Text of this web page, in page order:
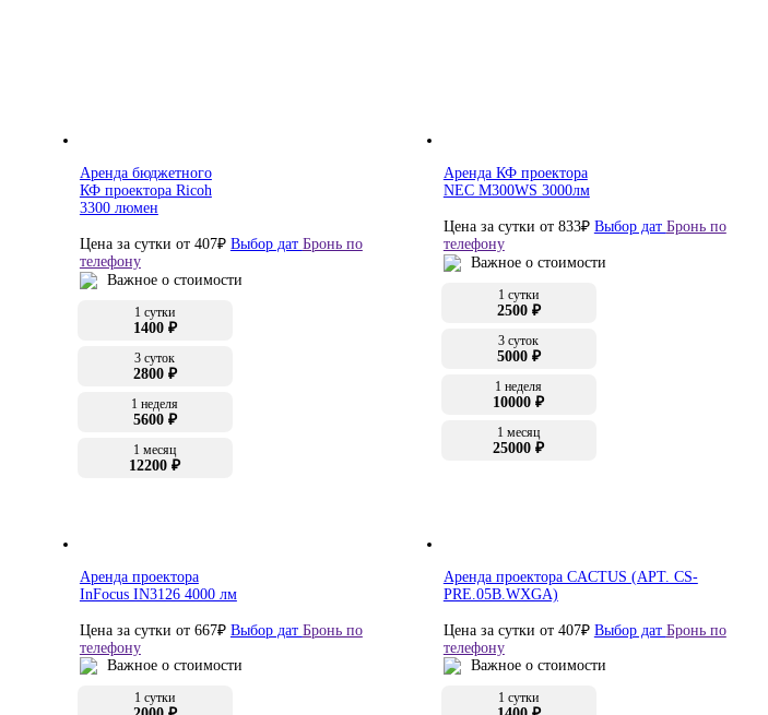
Аренда бюджетного
КФ проектора Ricoh
3300 люмен
Цена за сутки от 407₽ Выбор дат Бронь по
телефону
Важное о стоимости
1 сутки
1400 ₽
3 суток
2800 ₽
1 неделя
5600 ₽
1 месяц
12200 ₽
Аренда КФ проектора
NEC M300WS 3000лм
Цена за сутки от 833₽ Выбор дат Бронь по
телефону
Важное о стоимости
1 сутки
2500 ₽
3 суток
5000 ₽
1 неделя
10000 ₽
1 месяц
25000 ₽
Аренда проектора
InFocus IN3126 4000 лм
Цена за сутки от 667₽ Выбор дат Бронь по
телефону
Важное о стоимости
1 сутки
Аренда проектора CACTUS (АРТ. CS-
PRE.05B.WXGA)
Цена за сутки от 407₽ Выбор дат Бронь по
телефону
Важное о стоимости
1 сутки